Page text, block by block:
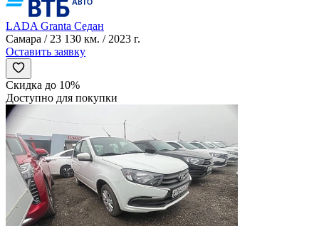
LADA Granta Седан
Самара / 23 130 км. / 2023 г.
Оставить заявку
Скидка до 10%
Доступно для покупки